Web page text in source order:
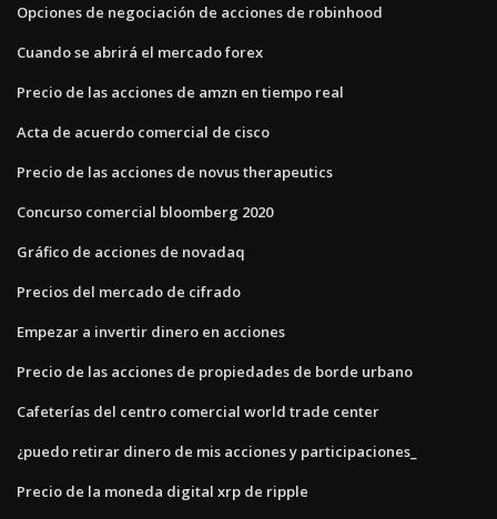
Opciones de negociación de acciones de robinhood
Cuando se abrirá el mercado forex
Precio de las acciones de amzn en tiempo real
Acta de acuerdo comercial de cisco
Precio de las acciones de novus therapeutics
Concurso comercial bloomberg 2020
Gráfico de acciones de novadaq
Precios del mercado de cifrado
Empezar a invertir dinero en acciones
Precio de las acciones de propiedades de borde urbano
Cafeterías del centro comercial world trade center
¿puedo retirar dinero de mis acciones y participaciones_
Precio de la moneda digital xrp de ripple